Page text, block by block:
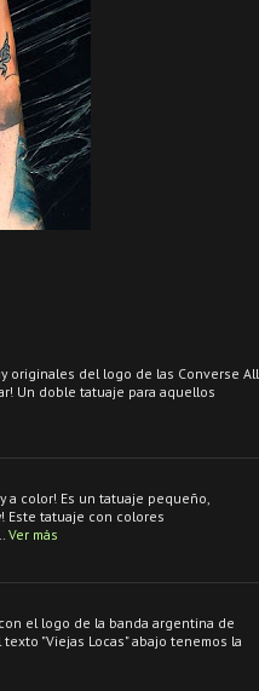
originales del logo de las Converse All
Un doble tatuaje para aquellos
a color! Es un tatuaje pequeño,
Este tatuaje con colores
Ver más
el logo de la banda argentina de
"Viejas Locas" abajo tenemos la